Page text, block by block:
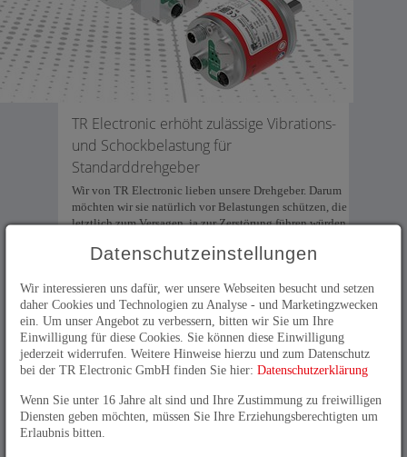
TR Electronic erhöht zulässige Vibrations-
und Schockbelastung für
Standarddrehgeber
Wir von TR Electronic lieben unsere Drehgeber. Darum
möchten wir sie natürlich vor Belastungen schützen, die
letztlich zum Versagen, ja zur Zerstörung führen würden.
auf die Funktion von Standard- und Sicherheitsdrehgeber
Zwei wichtige Kenndaten für die Robustheit sind die
zulässige Schock- und Vibrationsbelastung. Die
entsprechenden Prüfungen sind genormt, um Werte
herstellerübergreifend vergleichen zu können. Halten
Anwender diese Randbedingungen ein, können sie
zuverlässig die prozessrelevanten Messwerte liefert.
Natürlich kann mit guter Konstruktion die
grundsätzliche Belastung schon erheblich gesenkt
Datenschutzeinstellungen
Wir interessieren uns dafür, wer unsere Webseiten besucht und setzen
daher Cookies und Technologien zu Analyse - und Marketingzwecken
ein. Um unser Angebot zu verbessern, bitten wir Sie um Ihre
Einwilligung für diese Cookies. Sie können diese Einwilligung
jederzeit widerrufen. Weitere Hinweise hierzu und zum Datenschutz
bei der TR Electronic GmbH finden Sie hier:Datenschutzerklärung
Wenn Sie unter 16 Jahre alt sind und Ihre Zustimmung zu freiwilligen
Diensten geben möchten, müssen Sie Ihre Erziehungsberechtigten um
Erlaubnis bitten.